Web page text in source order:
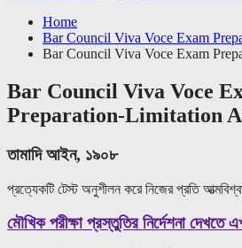
Home
Bar Council Viva Voce Exam
Bar Council Viva Voce Exam
Bar Council Viva Voce
Preparation-Limitation
তামাদি আইন, ১৯০৮
প্রত্যেকটি টেস্ট অনুশীলন করে নিজের প্রতি
মৌখিক পরীক্ষা প্রস্তুতির নির্দেশনা দেখতে